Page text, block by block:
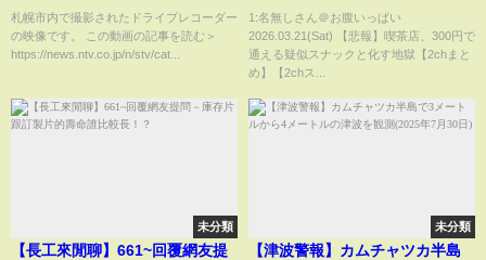
タンクローリーをあおる！札幌
市内で危険運転
札幌市内で撮影されたドライブレコーダー
の映像です。 この動画の記事を読む＞
https://news.ntv.co.jp/n/stv/cat...
とめ】【2chスレ】【5chスレ】
【ゆっくり】
1:名無しさん＠お腹いっぱい
2026.03.21(Sat) 【悲報】喫茶店、300円で
通える疑似スナックと化す地獄【2chまと
め】【2chス...
未分類
【長工來閒聊】661~回覆網友提
未分類
【津波警報】カムチャツカ半島